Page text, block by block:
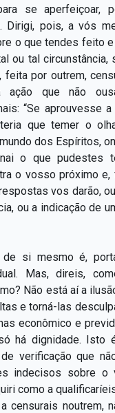
se aperfeiçoar,
Dirigi, pois, a vós
o que tendes feito
ou tal
feita por outrem,
ação que não
“Se aprouvesse
que temer o
dos Espíritos,
o que pudestes
o vosso próximo e,
vos darão,
ou a indicação de
de si mesmo é,
Mas, direis,
Não está aí a
e torná-las
econômico e
há dignidade. Isto
verificação que
indecisos sobre o
como a
censurais noutrem,